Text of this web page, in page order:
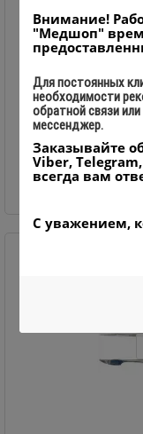
Нож для
Нож для
Внимание!
"Медшоп"
Для постоянных
необходимости
обратной связи
мессенджер.
Заказывайте
Viber,
всегда вам
С уважением,